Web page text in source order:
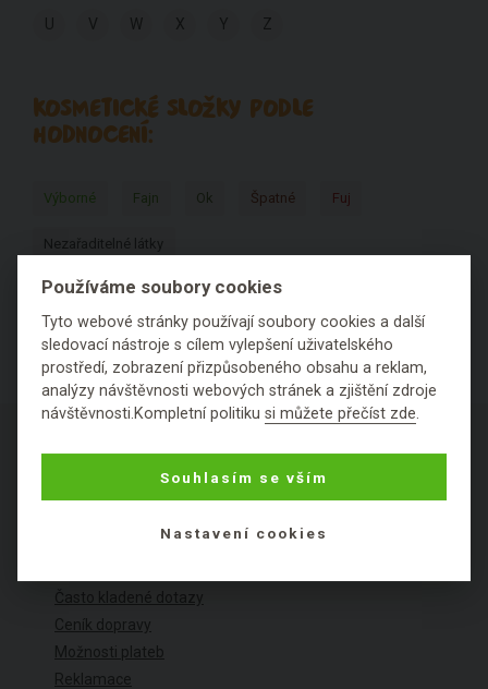
V W X Y Z
KOSMETICKÉ SLOŽKY PODLE
HODNOCENÍ:
Výborné Fajn Ok Špatné Fuj
Nezařaditelné látky
Často kladené dotazy
Ceník dopravy
Možnosti plateb
Reklamace
Používáme soubory cookies
Tyto webové stránky používají soubory cookies a další
sledovací nástroje s cílem vylepšení uživatelského
prostředí, zobrazení přizpůsobeného obsahu a reklam,
analýzy návštěvnosti webových stránek a zjištění zdroje
návštěvnosti.Kompletní politikusi můžete přečíst zde.
Souhlasím se vším
Nastavení cookies